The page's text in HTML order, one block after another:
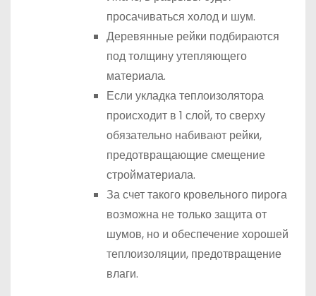
просачиваться холод и шум.
Деревянные рейки подбираются
под толщину утепляющего
материала.
Если укладка теплоизолятора
происходит в 1 слой, то сверху
обязательно набивают рейки,
предотвращающие смещение
стройматериала.
За счет такого кровельного пирога
возможна не только защита от
шумов, но и обеспечение хорошей
теплоизоляции, предотвращение
влаги.